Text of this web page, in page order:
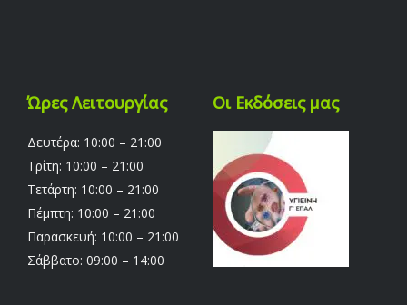
Ώρες Λειτουργίας
Δευτέρα: 10:00 – 21:00
Τρίτη: 10:00 – 21:00
Τετάρτη: 10:00 – 21:00
Πέμπτη: 10:00 – 21:00
Παρασκευή: 10:00 – 21:00
Σάββατο: 09:00 – 14:00
Οι Εκδόσεις μας